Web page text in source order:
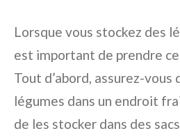
Lorsque vous stockez des
est important de prendre
Tout d’abord, assurez-vous
légumes dans un endroit
de les stocker dans des